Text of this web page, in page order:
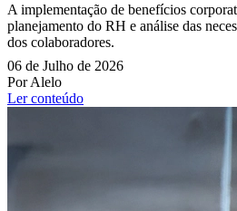
A implementação de benefícios
planejamento do RH e análise das
dos colaboradores.
06 de Julho de 2026
Por Alelo
Ler conteúdo